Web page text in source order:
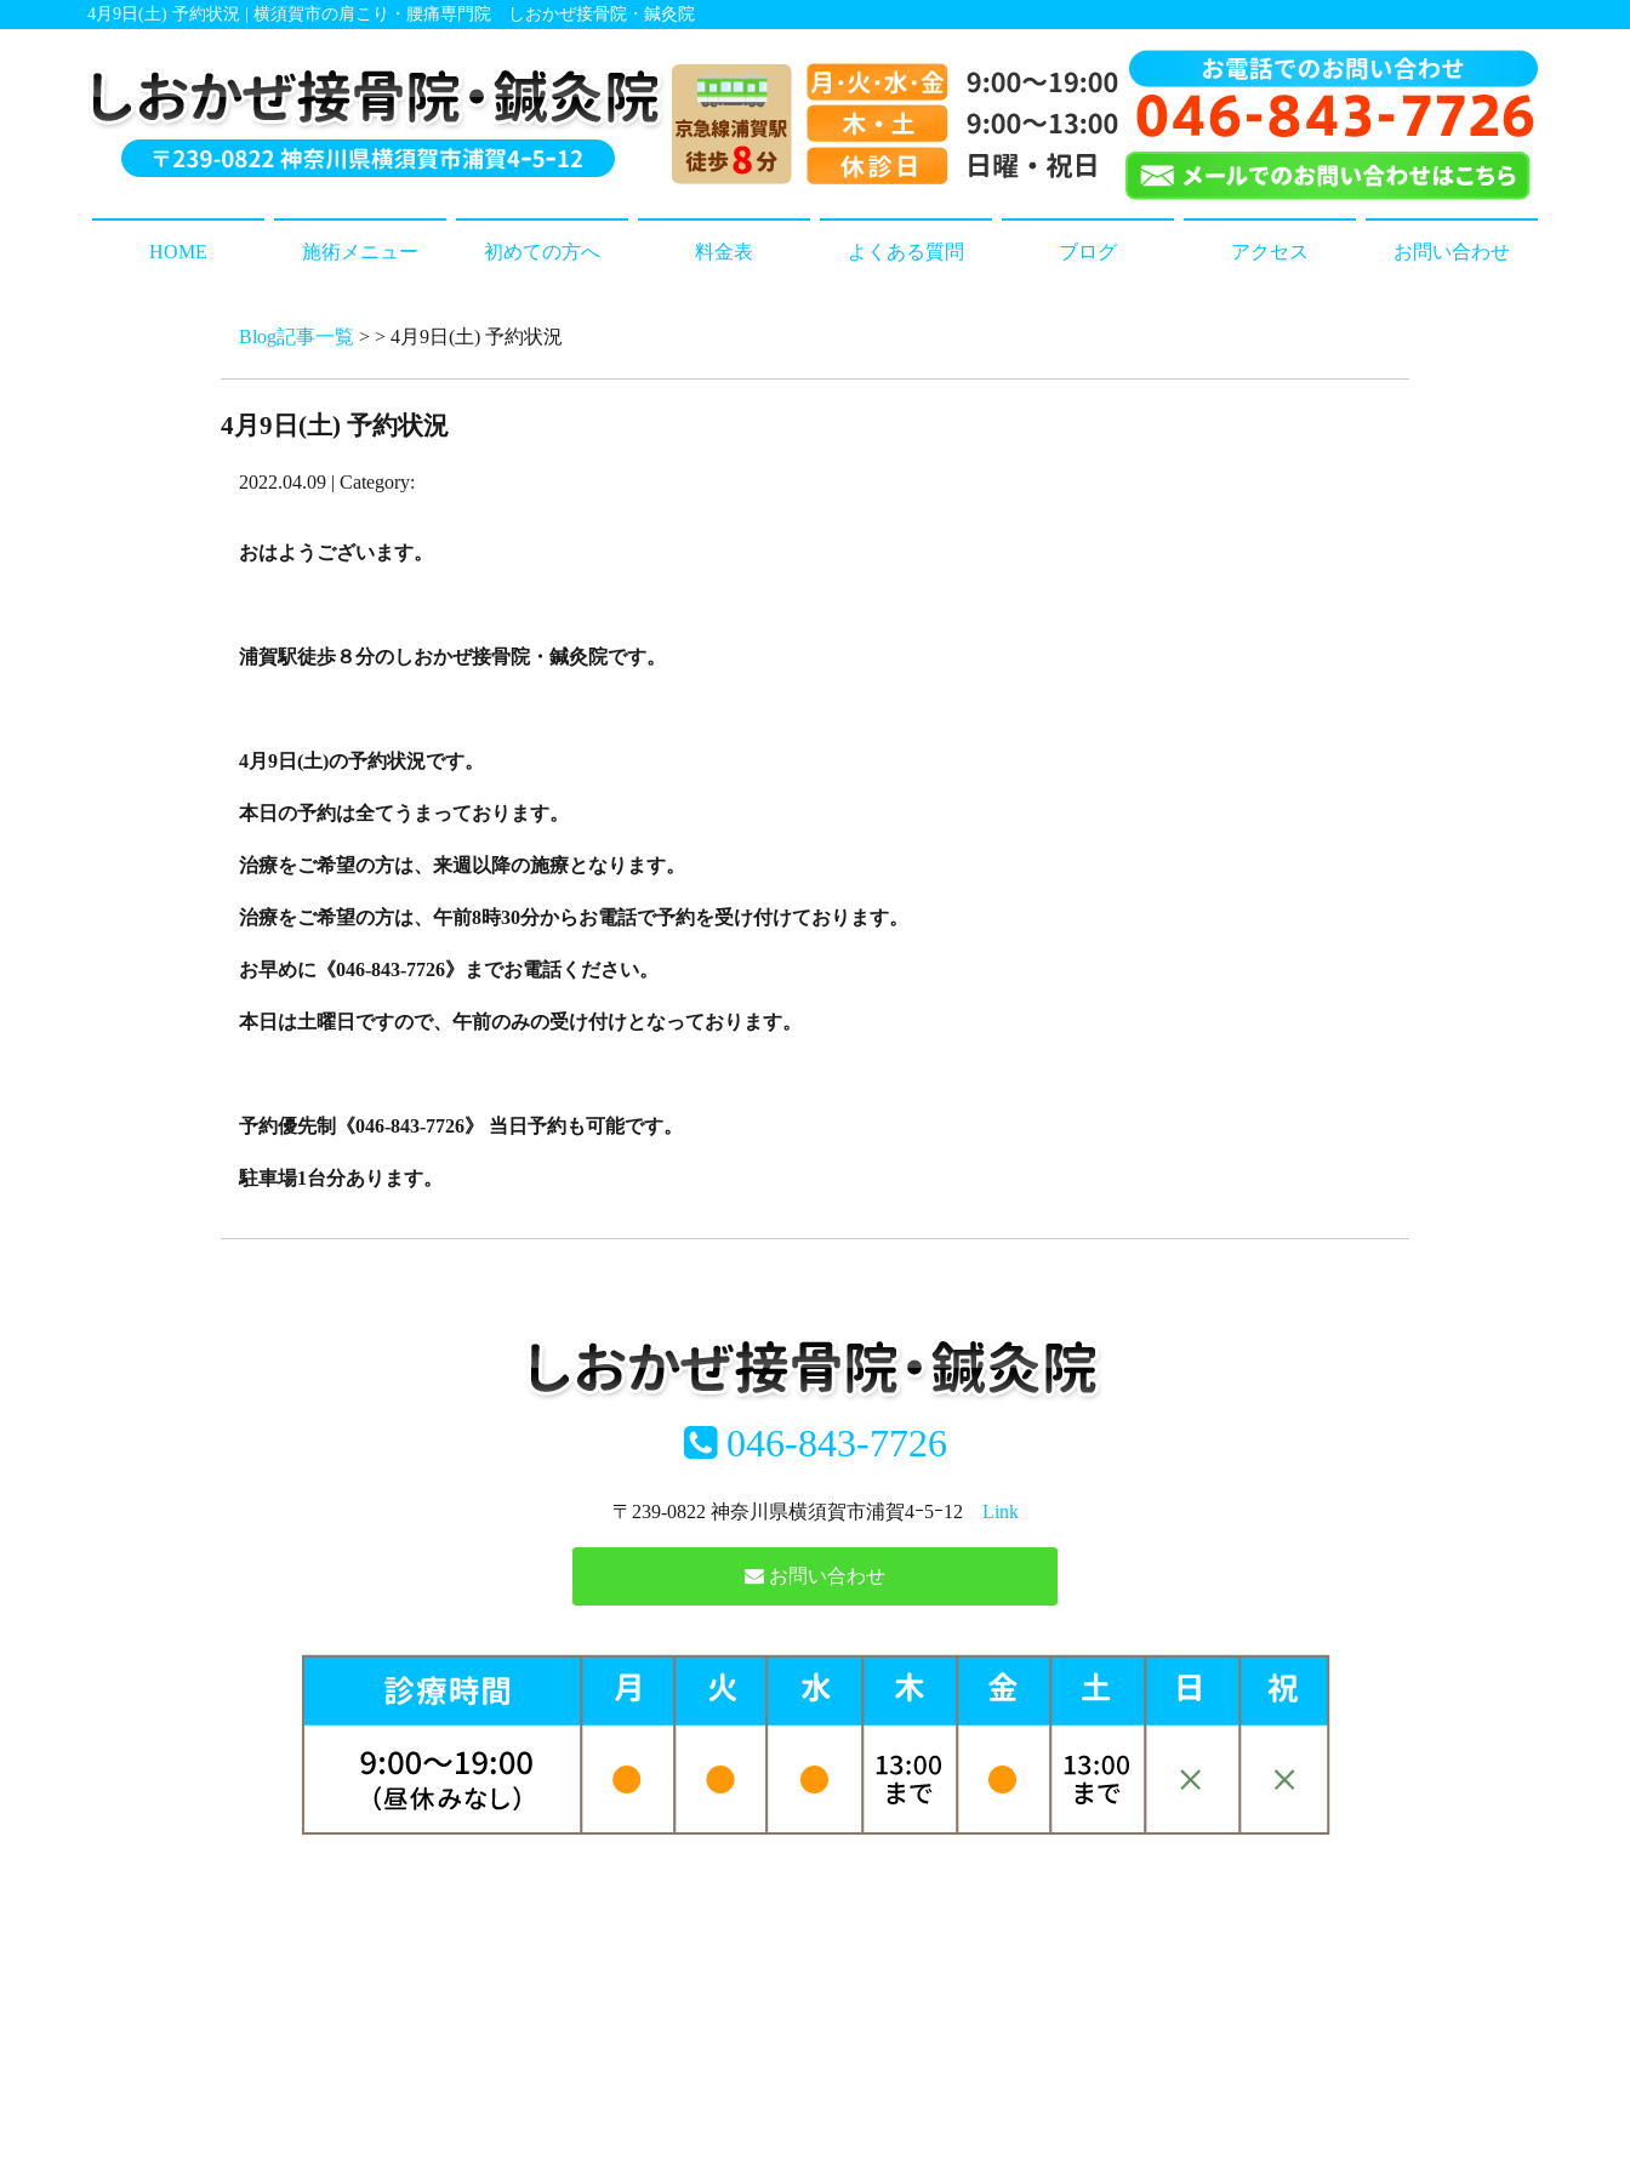
4月9日(土) 予約状況 | 横須賀市の肩こり・腰痛専門院 しおかぜ接骨院・鍼灸院
HOME 施術メニュー 初めての方へ 料金表 よくある質問 ブログ アクセス お問い合わせ
Blog記事一覧 > > 4月9日(土) 予約状況
4月9日(土) 予約状況
2022.04.09 | Category:
おはようございます。
浦賀駅徒歩８分のしおかぜ接骨院・鍼灸院です。
4月9日(土)の予約状況です。
本日の予約は全てうまっております。
治療をご希望の方は、来週以降の施療となります。
治療をご希望の方は、午前8時30分からお電話で予約を受け付けております。
お早めに《046-843-7726》までお電話ください。
本日は土曜日ですので、午前のみの受け付けとなっております。
予約優先制《046-843-7726》 当日予約も可能です。
駐車場1台分あります。
046-843-7726
〒239-0822 神奈川県横須賀市浦賀4ｰ5ｰ12 Link
お問い合わせ